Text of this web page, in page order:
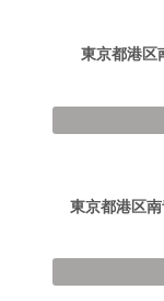
東京都港区
東京都港区